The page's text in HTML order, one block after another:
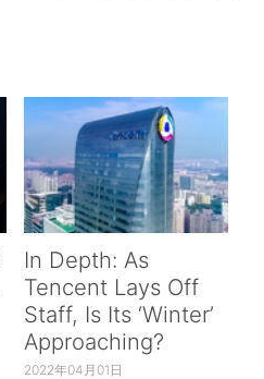
In Depth: As
Tencent Lays Off
Staff, Is Its ‘Winter’
Approaching?
2022年04月01日